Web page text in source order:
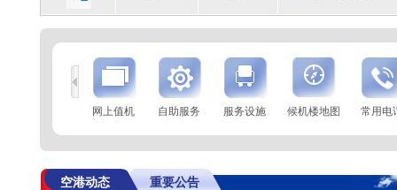
到
航空公司 航班号 到达城市
起飞时间
MF825
巴黎(戴高乐) 起飞 0:22
网上值机 自助服务 服务设施 候机楼地图 常用电
空港动态 重要公告